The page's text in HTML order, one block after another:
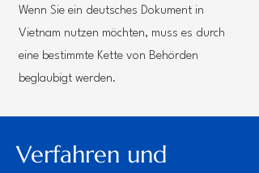
Wenn Sie ein deutsches Dokument in
Vietnam nutzen möchten, muss es durch
eine bestimmte Kette von Behörden
beglaubigt werden.
Verfahren und